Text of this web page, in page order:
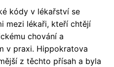
kódy v lékařství se
mezi lékaři, kteří chtějí
chování a
v praxi. Hippokratova
z těchto přísah a byla